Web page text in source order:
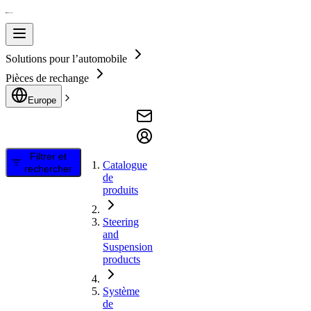
Solutions pour l’automobile
Pièces de rechange
Europe
Filtrer et
rechercher
Catalogue
de
produits
Steering
and
Suspension
products
Système
de